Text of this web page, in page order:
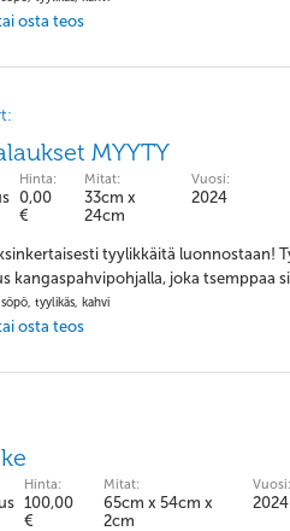
osta teos
MYYTY
Hinta:
0,00
€
Mitat:
33cm x
24cm
Vuosi:
2024
tyylikkäitä luonnostaan!
kangaspahvipohjalla, joka tsemppaa
tyylikäs, kahvi
osta teos
Hinta:
100,00
€
Mitat:
65cm x 54cm x
2cm
Vuosi:
2024